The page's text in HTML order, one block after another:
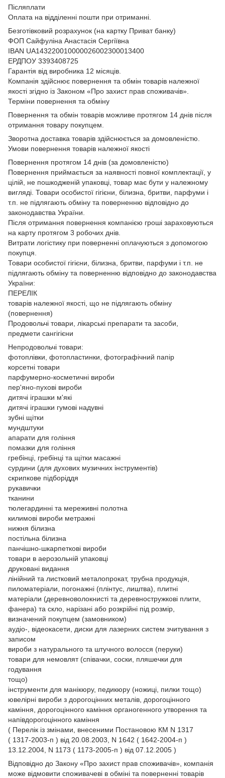
Післяплати
Оплата на відділенні пошти при отриманні.
Безготівковий розрахунок (на картку Приват банку)
ФОП Сайфуліна Анастасія Сергіївна
IBAN UA143220010000026002300013400
ЕРДПОУ 3393408725
Гарантія від виробника 12 місяців.
Компанія здійснює повернення та обмін товарів належної
якості згідно із Законом «Про захист прав споживачів»
Терміни повернення та обміну
Повернення та обмін товарів можливе протягом 14 днів після
отримання товару покупцем.
Зворотна доставка товарів здійснюється за домовленістю.
Умови повернення товарів належної якості
Повернення протягом 14 днів (за домовленістю)
Повернення приймається за наявності повної комплектації, у
цілій, не пошкодженій упаковці, товар має бути у належному
вигляді. Товари особистої гігієни, білизна, бритви, парфуми і
т.п. не підлягають обміну та поверненню відповідно до
законодавства України.
Після отримання повернення компанією гроші зараховуються
на карту протягом 3 робочих днів.
Витрати логістику при поверненні оплачуються з допомогою
покупця.
Товари особистої гігієни, білизна, бритви, парфуми і т.п. не
підлягають обміну та поверненню відповідно до законодавства
України:
ПЕРЕЛІК
товарів належної якості, що не підлягають обміну
(повернення)
Продовольчі товари, лікарські препарати та засоби,
предмети сангігієни
Непродовольчі товари:
фотоплівки, фотопластинки, фотографічний папір
корсетні товари
парфумерно-косметичні вироби
пер'яно-пухові вироби
дитячі іграшки м'які
дитячі іграшки гумові надувні
зубні щітки
мундштуки
апарати для гоління
помазки для гоління
гребінці, гребінці та щітки масажні
сурдини (для духових музичних інструментів)
скрипкове підборіддя
рукавички
тканини
тюлегардинні та мереживні полотна
килимові вироби метражні
нижня білизна
постільна білизна
панчішно-шкарпеткові вироби
товари в аерозольній упаковці
друковані видання
лінійний та листковий металопрокат, трубна продукція,
пиломатеріали, погонажні (плінтус, лиштва), плитні
матеріали (деревноволокнисті та деревностружкові плити,
фанера) та скло, нарізані або розкрійні під розмір,
визначений покупцем (замовником)
аудіо-, відеокасети, диски для лазерних систем зчитування з
записом
вироби з натурального та штучного волосся (перуки)
товари для немовлят (співачки, соски, пляшечки для
годування
тощо)
інструменти для манікюру, педикюру (ножиці, пилки тощо)
ювелірні вироби з дорогоцінних металів, дорогоцінного
каміння, дорогоцінного каміння органогенного утворення та
напівдорогоцінного каміння
( Перелік із змінами, внесеними Постановою КМ N 1317
( 1317-2003-п ) від 20.08.2003, N 1642 ( 1642-2004-п )
13.12.2004, N 1173 ( 1173-2005-п ) від 07.12.2005 )
Відповідно до Закону «Про захист прав споживачів» , компанія
може відмовити споживачеві в обміні та поверненні товарів